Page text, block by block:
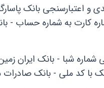
و اعتبارسنجی بانک
کارت به شماره حساب -
شبا - بانک ایران
با کد ملی - بانک صادرات